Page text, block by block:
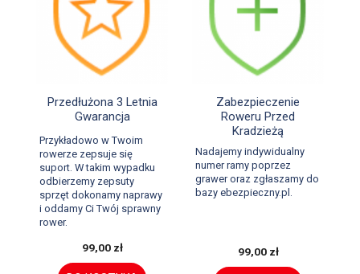
Szybki podgląd
Przedłużona 3 Letnia
Gwarancja
Przykładowo w Twoim
rowerze zepsuje się
suport. W takim wypadku
odbierzemy zepsuty
sprzęt dokonamy naprawy
i oddamy Ci Twój sprawny
rower.
99,00 zł
Szybki podgląd
Zabezpieczenie
Roweru Przed
Kradzieżą
Nadajemy indywidualny
numer ramy poprzez
grawer oraz zgłaszamy do
bazy ebezpieczny.pl.
99,00 zł